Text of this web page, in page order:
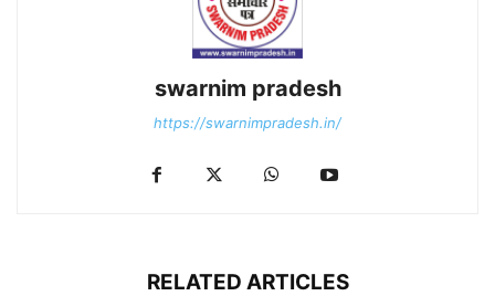
swarnim pradesh
https://swarnimpradesh.in/
RELATED ARTICLES